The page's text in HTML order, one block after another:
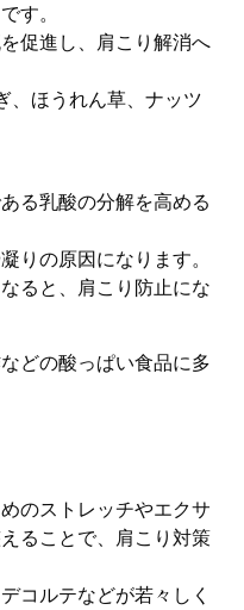
す。
促進し、肩こり解消へ
、ほうれん草、ナッツ
る乳酸の分解を高める
りの原因になります。
ると、肩こり防止にな
どの酸っぱい食品に多
のストレッチやエクサ
ることで、肩こり対策
コルテなどが若々しく